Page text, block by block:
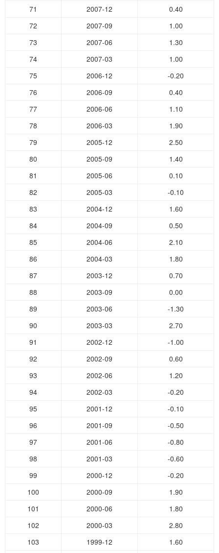
71 2007-12
0.40
72
2007-09
1.00
73
2007-06
1.30
74
2007-03
1.00
75
2006-12
-0.20
76
2006-09
0.40
77
2006-06
1.10
78
2006-03
1.90
79
2005-12
2.50
80
2005-09
1.40
81
2005-06
0.10
82
2005-03
-0.10
83
2004-12
1.60
84
2004-09
0.50
85
2004-06
2.10
86
2004-03
1.80
87
2003-12
0.70
88
2003-09
0.00
89
2003-06
-1.30
90
2003-03
2.70
91
2002-12
-1.00
92
2002-09
0.60
93
2002-06
1.20
94
2002-03
-0.20
95
2001-12
-0.10
96
2001-09
-0.50
97
2001-06
-0.80
98
2001-03
-0.60
99
2000-12
-0.20
100
2000-09
1.90
101
2000-06
1.80
102
2000-03
2.80
103
1999-12
1.60